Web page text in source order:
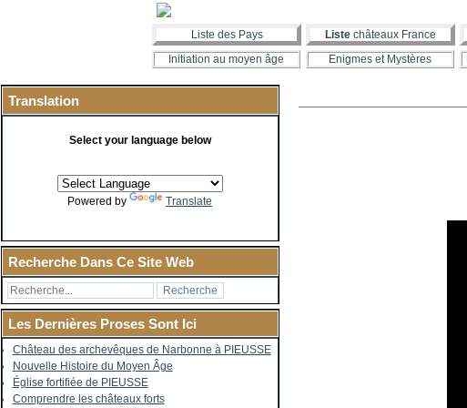
Liste des Pays Liste châteaux France
Initiation au moyen âge
Enigmes et Mystères
Translation
Select your language below
Powered by Translate
Recherche Dans Ce Site Web
Les Dernières Proses Sont Ici
Château des archevêques de Narbonne à PIEUSSE
Nouvelle Histoire du Moyen Âge
Église fortifiée de PIEUSSE
Comprendre les châteaux forts